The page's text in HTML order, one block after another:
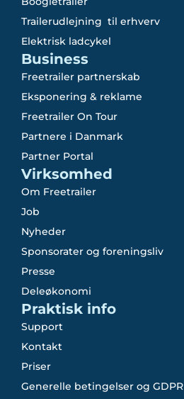
Trailerudlejning til erhverv
Elektrisk ladcykel
Business
Freetrailer partnerskab
Eksponering & reklame
Freetrailer On Tour
Partnere i Danmark
Partner Portal
Virksomhed
Om Freetrailer
Job
Nyheder
Sponsorater og foreningsliv
Presse
Deleøkonomi
Praktisk info
Support
Kontakt
Priser
Generelle betingelser og GDPR